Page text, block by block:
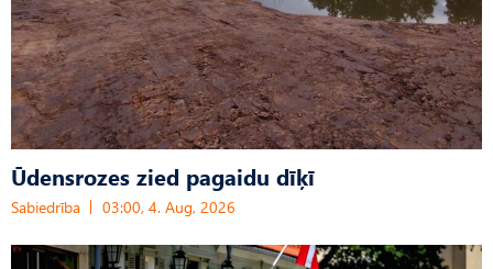
Ūdensrozes zied pagaidu dīķī
Sabiedrība 03:00, 4. Aug, 2026